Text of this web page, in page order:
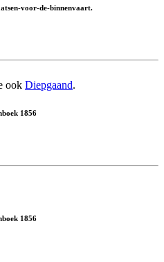
voor-de-binnenvaart.
ook Diepgaand.
1856
1856